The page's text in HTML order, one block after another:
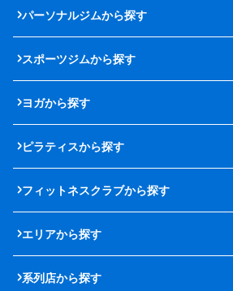
パーソナルジムから探す
スポーツジムから探す
ヨガから探す
ピラティスから探す
フィットネスクラブから探す
エリアから探す
系列店から探す